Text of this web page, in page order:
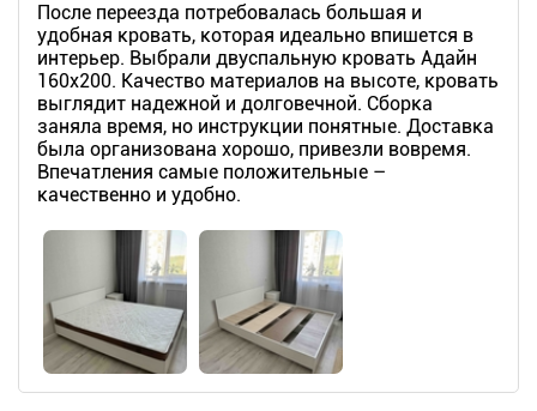
После переезда потребовалась большая и
удобная кровать, которая идеально впишется в
интерьер. Выбрали двуспальную кровать Адайн
160х200. Качество материалов на высоте, кровать
выглядит надежной и долговечной. Сборка
заняла время, но инструкции понятные. Доставка
была организована хорошо, привезли вовремя.
Впечатления самые положительные –
качественно и удобно.